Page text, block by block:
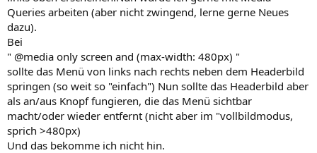
Queries arbeiten (aber nicht zwingend, lerne gerne Neues
dazu).
Bei
" @media only screen and (max-width: 480px) "
sollte das Menü von links nach rechts neben dem Headerbild
springen (so weit so "einfach") Nun sollte das Headerbild aber
als an/aus Knopf fungieren, die das Menü sichtbar
macht/oder wieder entfernt (nicht aber im "vollbildmodus,
sprich >480px)
Und das bekomme ich nicht hin.